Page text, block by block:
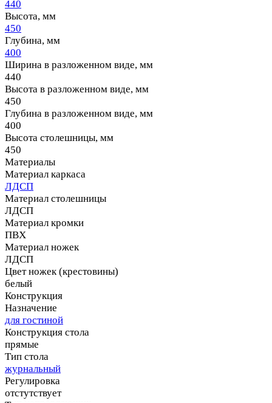
440
Высота, мм
450
Глубина, мм
400
Ширина в разложенном виде, мм
440
Высота в разложенном виде, мм
450
Глубина в разложенном виде, мм
400
Высота столешницы, мм
450
Материалы
Материал каркаса
ЛДСП
Материал столешницы
ЛДСП
Материал кромки
ПВХ
Материал ножек
ЛДСП
Цвет ножек (крестовины)
белый
Конструкция
Назначение
для гостиной
Конструкция стола
прямые
Тип стола
журнальный
Регулировка
отстутствует